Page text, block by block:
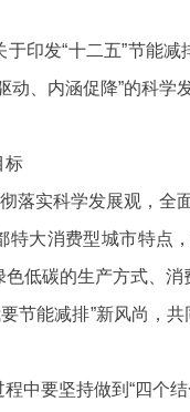
发“十二五”节能减
动、内涵促降”的科
标
实科学发展观，全面
特大消费型城市特点
低碳的生产方式、
节能减排”新风尚，
要坚持做到“四个结